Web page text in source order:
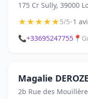
175 Cr Sully, 39000
★★★★★5/5•1
📞+33695247755 📍
Magalie DEROZE
2b Rue des